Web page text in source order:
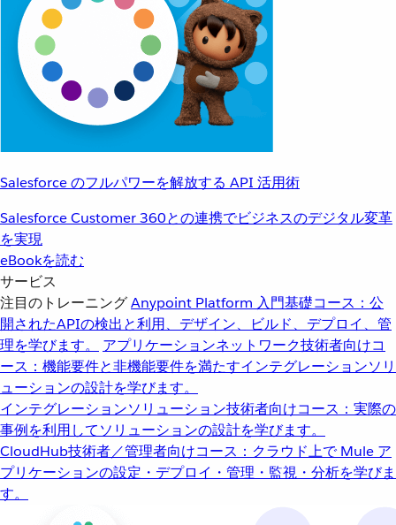
Salesforce のフルパワーを解放する API 活用術
Salesforce Customer 360との連携でビジネスのデジタル変革
を実現
eBookを読む
サービス
注目のトレーニングAnypoint Platform 入門基礎コース：公
開されたAPIの検出と利用、デザイン、ビルド、デプロイ、管
理を学びます。
アプリケーションネットワーク技術者向けコ
ース：機能要件と非機能要件を満たすインテグレーションソリ
ューションの設計を学びます。
インテグレーションソリューション技術者向けコース：実際の
事例を利用してソリューションの設計を学びます。
CloudHub技術者／管理者向けコース：クラウド上で Mule ア
プリケーションの設定・デプロイ・管理・監視・分析を学びま
す。